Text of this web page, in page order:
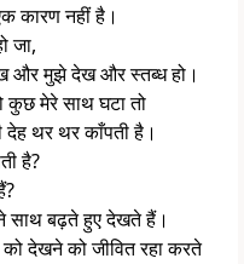
कारण नहीं है।
जा,
और मुझे देख और स्तब्ध हो।
मेरे साथ घटा तो
थर थर काँपती है।
है?
साथ बढ़ते हुए देखते हैं।
देखने को जीवित रहा करते